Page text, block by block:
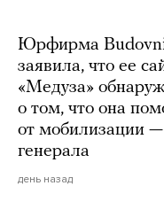
Юрфирма
заявила, что ее
«Медуза»
о том, что она
от мобилизации
генерала
день назад